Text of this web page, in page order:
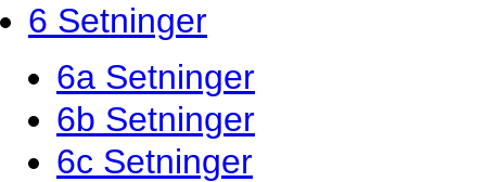
6 Setninger
6a Setninger
6b Setninger
6c Setninger